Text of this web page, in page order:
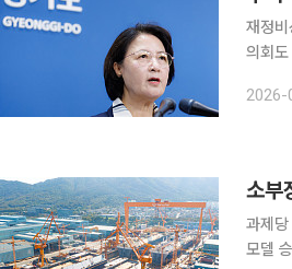
재정
의회
신의
2026-
소부
과제
모델